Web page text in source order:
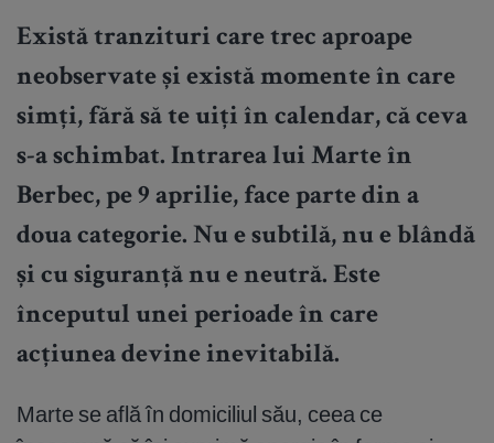
Există tranzituri care trec aproape
neobservate și există momente în care
simți, fără să te uiți în calendar, că ceva
s-a schimbat. Intrarea lui Marte în
Berbec, pe 9 aprilie, face parte din a
doua categorie. Nu e subtilă, nu e blândă
și cu siguranță nu e neutră. Este
începutul unei perioade în care
acțiunea devine inevitabilă.
Marte se află în domiciliul său, ceea ce